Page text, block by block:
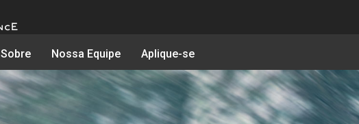
Sobre Nossa Equipe Aplique-se